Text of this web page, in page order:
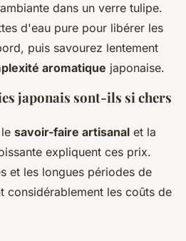
dans un verre tulipe.
d'eau pure pour libérer les
puis savourez lentement
aromatique japonaise.
japonais sont-ils si chers
savoir-faire artisanal et la
expliquent ces prix.
et les longues périodes de
considérablement les coûts de